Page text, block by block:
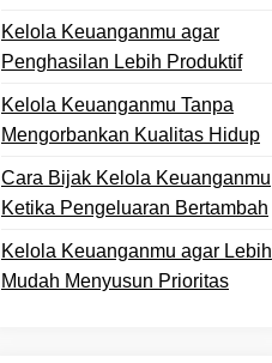
Kelola Keuanganmu agar
Penghasilan Lebih Produktif
Kelola Keuanganmu Tanpa
Mengorbankan Kualitas Hidup
Cara Bijak Kelola Keuanganmu
Ketika Pengeluaran Bertambah
Kelola Keuanganmu agar Lebih
Mudah Menyusun Prioritas